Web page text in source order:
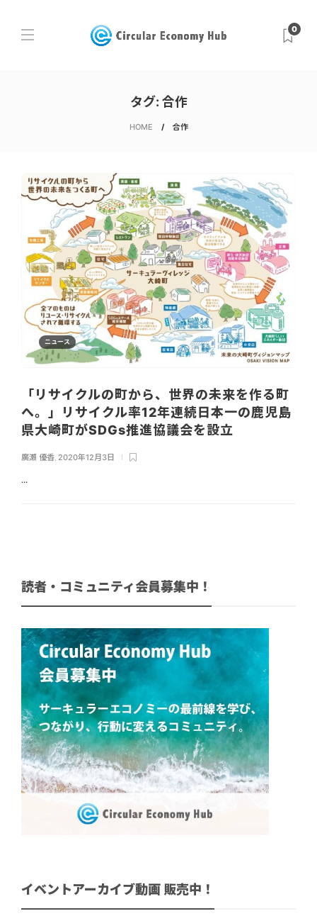
0
タグ: 合作
HOME 合作
ニュース
「リサイクルの町から、世界の未来を作る町
へ。」リサイクル率12年連続日本一の鹿児島
県大崎町がSDGs推進協議会を設立
廣瀬 優香 2020年12月3日
...
読者・コミュニティ会員募集中！
イベントアーカイブ動画 販売中！